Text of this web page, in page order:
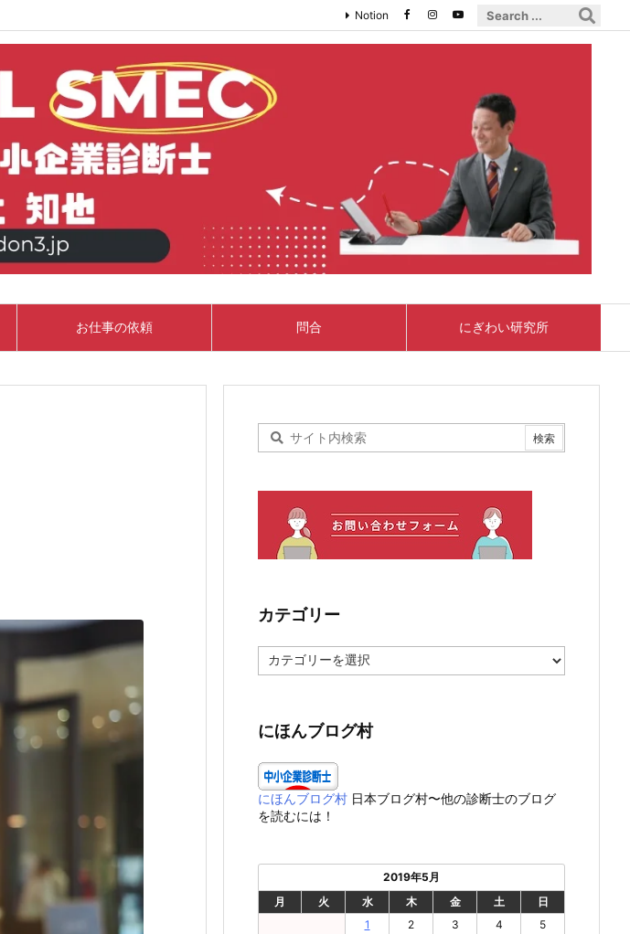
お仕事の依頼 問合 にぎわい研究所
Notion
カテゴリー
テ
ー
にほんブログ村
にほんブログ村 日本ブログ村〜他の診断士のブログ
を読むには！
2019年5月
月
火 水 木 金 土
日
1
2 3 4
5